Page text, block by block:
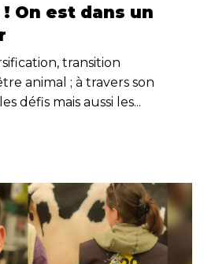
On est dans un
transition
animal ; à travers son
défis mais aussi les...